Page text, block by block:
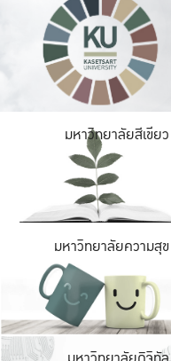
มหาวิทยาลัยสีเขียว
มหาวิทยาลัยความสุข